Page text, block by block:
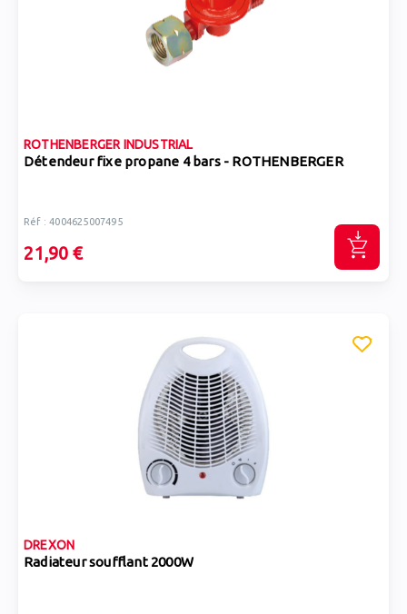
ROTHENBERGER INDUSTRIAL
Détendeur fixe propane 4 bars - ROTHENBERGER
Réf : 4004625007495
21,90 €
DREXON
Radiateur soufflant 2000W